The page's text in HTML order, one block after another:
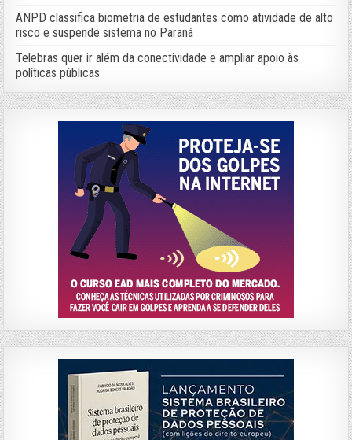
ANPD classifica biometria de estudantes como atividade de alto
risco e suspende sistema no Paraná
Telebras quer ir além da conectividade e ampliar apoio às
políticas públicas